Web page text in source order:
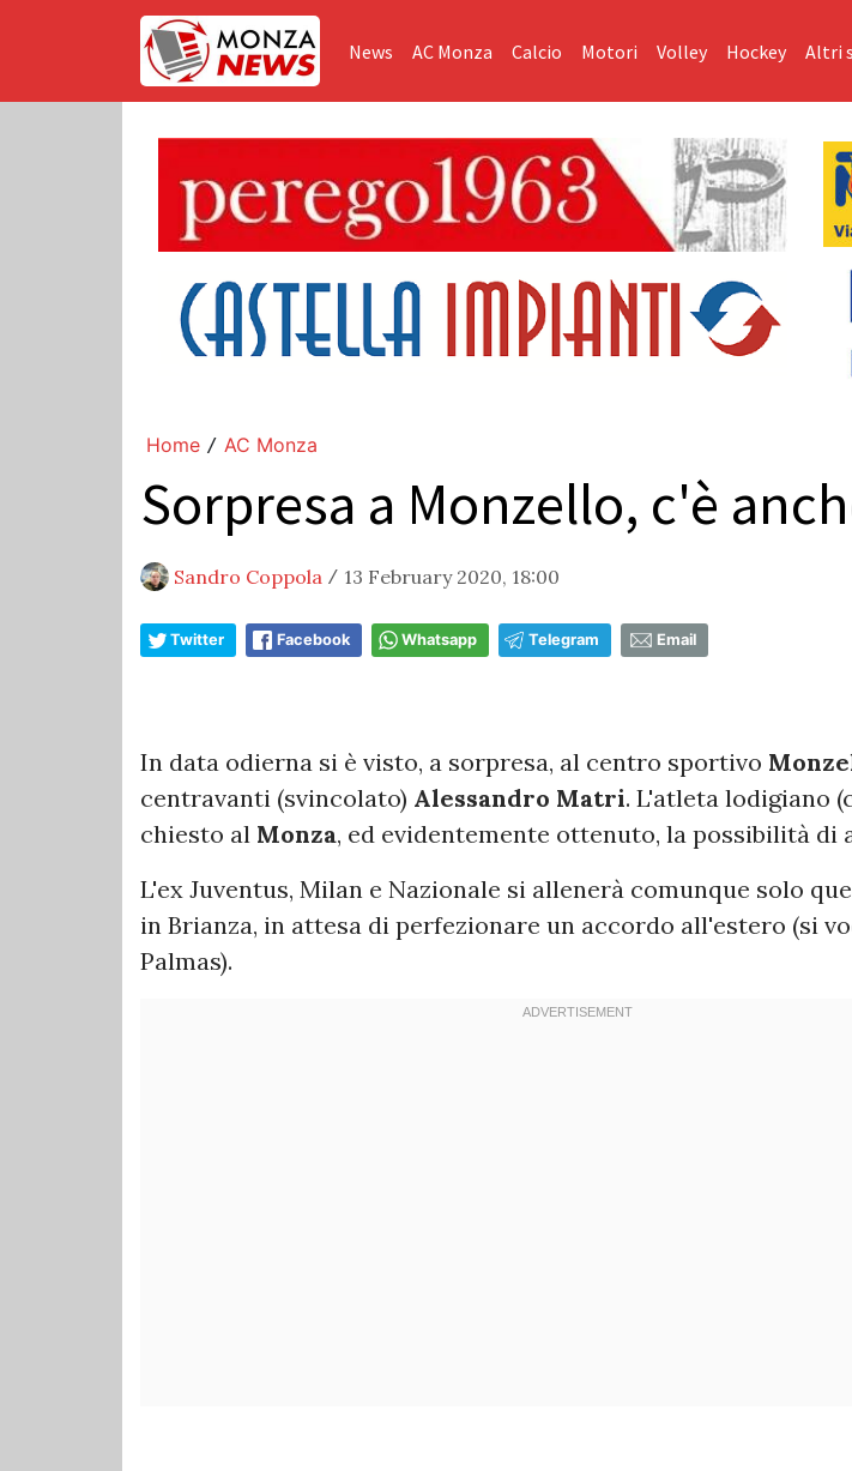
News AC Monza Calcio Motori Volley Hockey Altri
Home / AC Monza
Sorpresa a Monzello, c'è
Sandro Coppola / 13 February 2020, 18:00
Twitter Facebook Whatsapp Telegram Email
In data odierna si è visto, a sorpresa, al centro sportivo
centravanti (svincolato) Alessandro Matri. L'atleta lodigiano
chiesto al Monza, ed evidentemente ottenuto, la possibilità di
L'ex Juventus, Milan e Nazionale si allenerà comunque solo
in Brianza, in attesa di perfezionare un accordo all'estero (si
Palmas).